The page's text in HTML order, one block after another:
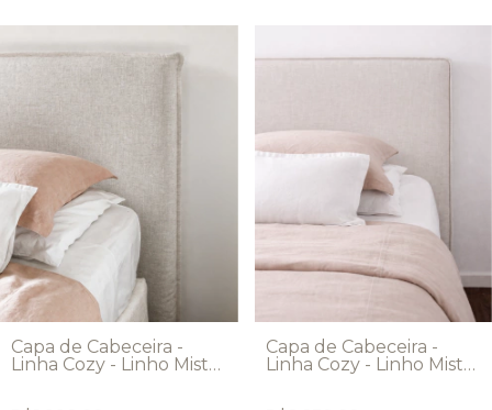
Capa de Cabeceira -
Linha Cozy - Linho Misto
Capa de Cabeceira -
Linha Cozy - Linho Misto